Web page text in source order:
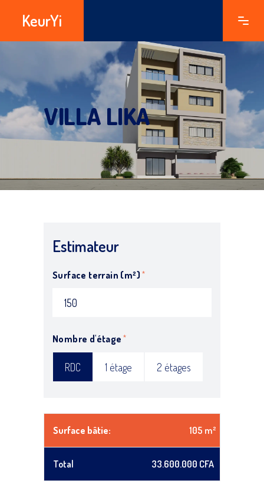
KeurYi
VILLA LIKA
Estimateur
Surface terrain (m²)
Nombre d'étage
RDC 1 étage 2 étages
Surface bâtie: 105 m²
Total 33.600.000 CFA